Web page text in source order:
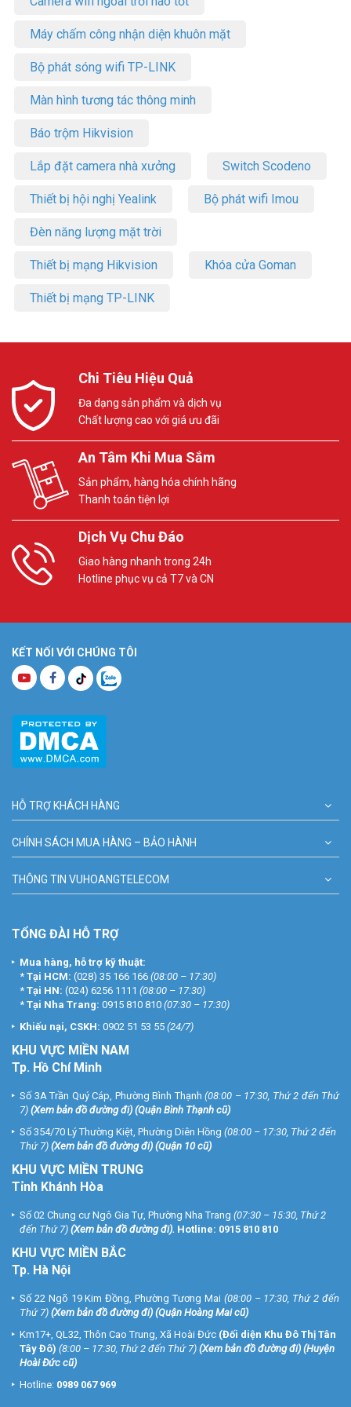
Máy chấm công nhận diện khuôn mặt
Bộ phát sóng wifi TP-LINK
Màn hình tương tác thông minh
Báo trộm Hikvision
Lắp đặt camera nhà xưởng Switch Scodeno
Thiết bị hội nghị Yealink Bộ phát wifi Imou
Đèn năng lượng mặt trời
Thiết bị mạng Hikvision Khóa cửa Goman
Thiết bị mạng TP-LINK
Chi Tiêu Hiệu Quả
Đa dạng sản phẩm và dịch vụ
Chất lượng cao với giá ưu đãi
An Tâm Khi Mua Sắm
Sản phẩm, hàng hóa chính hãng
Thanh toán tiện lợi
Dịch Vụ Chu Đáo
Giao hàng nhanh trong 24h
Hotline phục vụ cả T7 và CN
KẾT NỐI VỚI CHÚNG TÔI
HỖ TRỢ KHÁCH HÀNG
CHÍNH SÁCH MUA HÀNG – BẢO HÀNH
THÔNG TIN VUHOANGTELECOM
TỔNG ĐÀI HỖ TRỢ
Mua hàng, hỗ trợ kỹ thuật:
* Tại HCM: (028) 35 166 166 (08:00 – 17:30)
* Tại HN: (024) 6256 1111 (08:00 – 17:30)
* Tại Nha Trang: 0915 810 810 (07:30 – 17:30)
Khiếu nại, CSKH: 0902 51 53 55 (24/7)
KHU VỰC MIỀN NAM
Tp. Hồ Chí Minh
Số 3A Trần Quý Cáp, Phường Bình Thạnh (08:00 – 17:30, Thứ 2 đến Thứ
7) (Xem bản đồ đường đi) (Quận Bình Thạnh cũ)
Số 354/70 Lý Thường Kiệt, Phường Diên Hồng (08:00 – 17:30, Thứ 2 đến
Thứ 7) (Xem bản đồ đường đi) (Quận 10 cũ)
KHU VỰC MIỀN TRUNG
Tỉnh Khánh Hòa
Số 02 Chung cư Ngô Gia Tự, Phường Nha Trang (07:30 – 15:30, Thứ 2
đến Thứ 7) (Xem bản đồ đường đi). Hotline: 0915 810 810
KHU VỰC MIỀN BẮC
Tp. Hà Nội
Số 22 Ngõ 19 Kim Đồng, Phường Tương Mai (08:00 – 17:30, Thứ 2 đến
Thứ 7) (Xem bản đồ đường đi) (Quận Hoàng Mai cũ)
Km17+, QL32, Thôn Cao Trung, Xã Hoài Đức (Đối diện Khu Đô Thị Tân
Tây Đô) (8:00 – 17:30, Thứ 2 đến Thứ 7) (Xem bản đồ đường đi) (Huyện
Hoài Đức cũ)
Hotline: 0989 067 969